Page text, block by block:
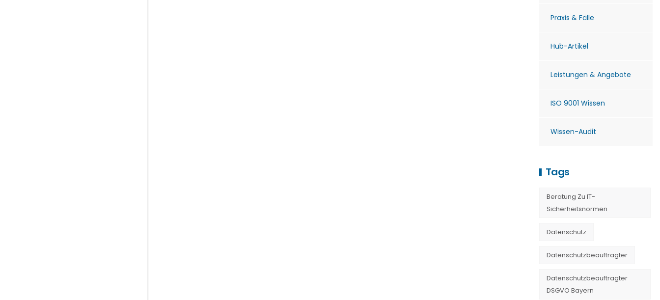
Praxis & Fälle
Hub-Artikel
Leistungen & Angebote
ISO 9001 Wissen
Wissen-Audit
Tags
Beratung Zu IT-
Sicherheitsnormen
Datenschutz
Datenschutzbeauftragter
Datenschutzbeauftragter
DSGVO Bayern